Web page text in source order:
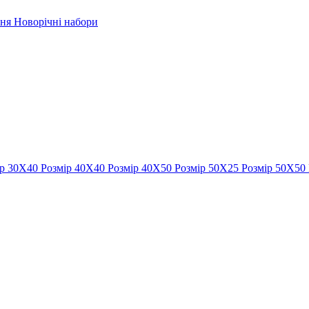
Новорічні набори
30Х40 Розмір 40Х40 Розмір 40Х50 Розмір 50Х25 Розмір 50Х50